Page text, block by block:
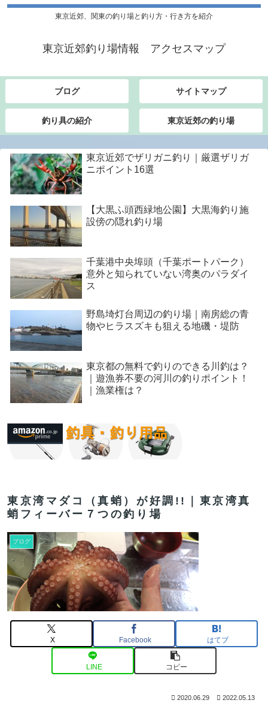
東京近郊、関東の釣り場と釣り方・行き方を紹介
東京近郊釣り場情報 アクセスマップ
ブログ サイトマップ
釣り具の紹介 東京近郊の釣り場
東京近郊でザリガニ釣り｜厳選ザリガ
ニポイント16選
【大黒ふ頭西緑地公園】大黒海釣り施
設傍の隠れ釣り場
千葉港中央埠頭（千葉ポートパーク）
意外と知られていない湾奥のパラダイ
ス
野島埼灯台周辺の釣り場｜南房総の青
物やヒラスズキも狙える地磯・堤防
東京都の無料で釣りのできる川釣は？
｜遊漁券不要の河川の釣りポイント！
｜漁業権は？
東京湾マダコ（真蛸）が好調!!｜東京湾真
蛸フィーバー７つの釣り場
ブログ
X Facebook はてブ
LINE コピー
2020.06.29 2022.05.13